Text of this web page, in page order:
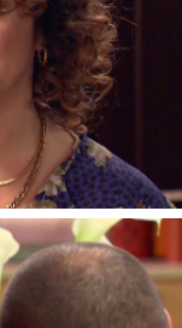
han
y Luján
en
pero el
salga iré a